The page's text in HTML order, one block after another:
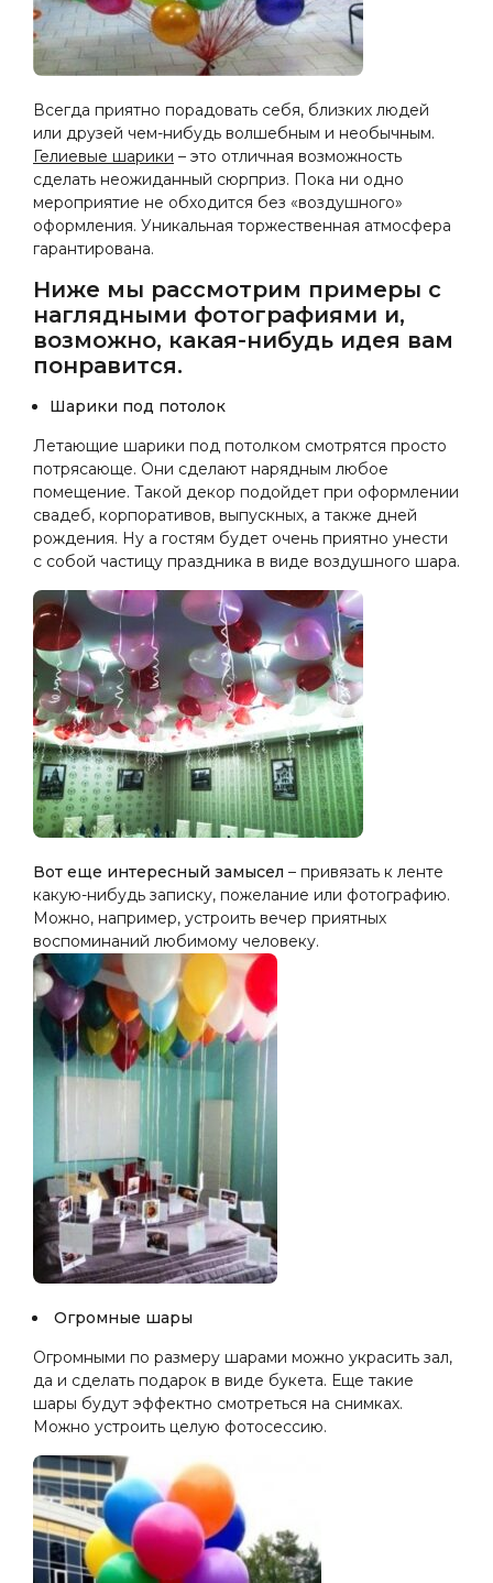
Всегда приятно порадовать себя, близких людей
или друзей чем-нибудь волшебным и необычным.
Гелиевые шарики – это отличная возможность
сделать неожиданный сюрприз. Пока ни одно
мероприятие не обходится без «воздушного»
оформления. Уникальная торжественная атмосфера
гарантирована.
Ниже мы рассмотрим примеры с
наглядными фотографиями и,
возможно, какая-нибудь идея вам
понравится.
Шарики под потолок
Летающие шарики под потолком смотрятся просто
потрясающе. Они сделают нарядным любое
помещение. Такой декор подойдет при оформлении
свадеб, корпоративов, выпускных, а также дней
рождения. Ну а гостям будет очень приятно унести
с собой частицу праздника в виде воздушного шара.
Вот еще интересный замысел – привязать к ленте
какую-нибудь записку, пожелание или фотографию.
Можно, например, устроить вечер приятных
воспоминаний любимому человеку.
Огромные шары
Огромными по размеру шарами можно украсить зал,
да и сделать подарок в виде букета. Еще такие
шары будут эффектно смотреться на снимках.
Можно устроить целую фотосессию.